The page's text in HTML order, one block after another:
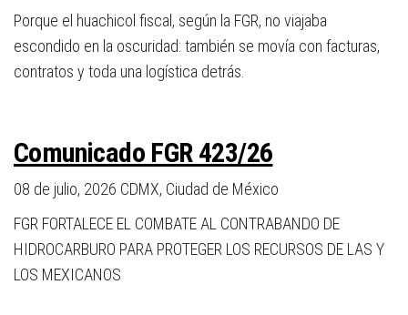
Porque el huachicol fiscal, según la FGR, no viajaba
escondido en la oscuridad: también se movía con facturas,
contratos y toda una logística detrás.
Comunicado FGR 423/26
08 de julio, 2026 CDMX, Ciudad de México
FGR FORTALECE EL COMBATE AL CONTRABANDO DE
HIDROCARBURO PARA PROTEGER LOS RECURSOS DE LAS Y
LOS MEXICANOS